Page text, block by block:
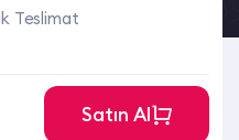
Teslimat
Satın Al